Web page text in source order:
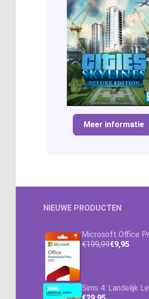
Meer informatie
NIEUWE PRODUCTEN
Microsoft Office
€199,99€9,95
Sims 4: Landelijk